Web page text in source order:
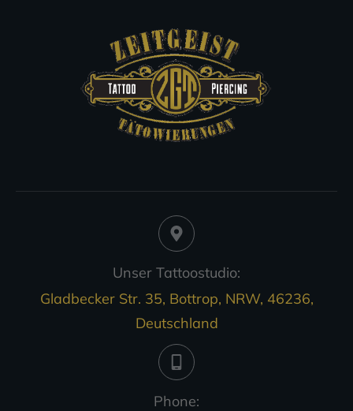
Unser Tattoostudio:
Gladbecker Str. 35, Bottrop, NRW, 46236,
Deutschland
Phone: